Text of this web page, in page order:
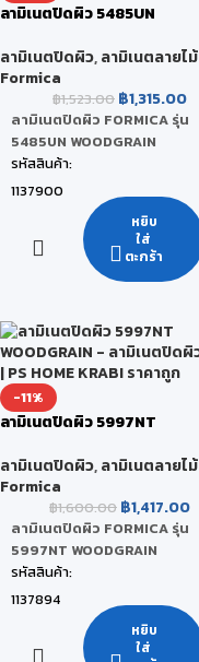
ลามิเนตปิดผิว 5485UN
ลามิเนตปิดผิว,ลามิเนตลายไม้
Formica
฿1,523.00 ฿1,315.00
ลามิเนตปิดผิว FORMICA รุ่น
5485UN WOODGRAIN
รหัสสินค้า:
1137900
FORMICA
ขนาดสินค้า:
122 x 244 x 0.08 CM
หน่วยนับ:
แผ่น
สินค้าหมด
หยิบ
ใส่
ตะกร้า
-11%
ลามิเนตปิดผิว 5997NT
ลามิเนตปิดผิว,ลามิเนตลายไม้
Formica
฿1,600.00 ฿1,417.00
ลามิเนตปิดผิว FORMICA รุ่น
5997NT WOODGRAIN
รหัสสินค้า:
1137894
FORMICA
หยิบ
ใส่